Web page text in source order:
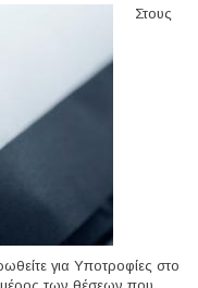
Στους
για Υποτροφίες στο